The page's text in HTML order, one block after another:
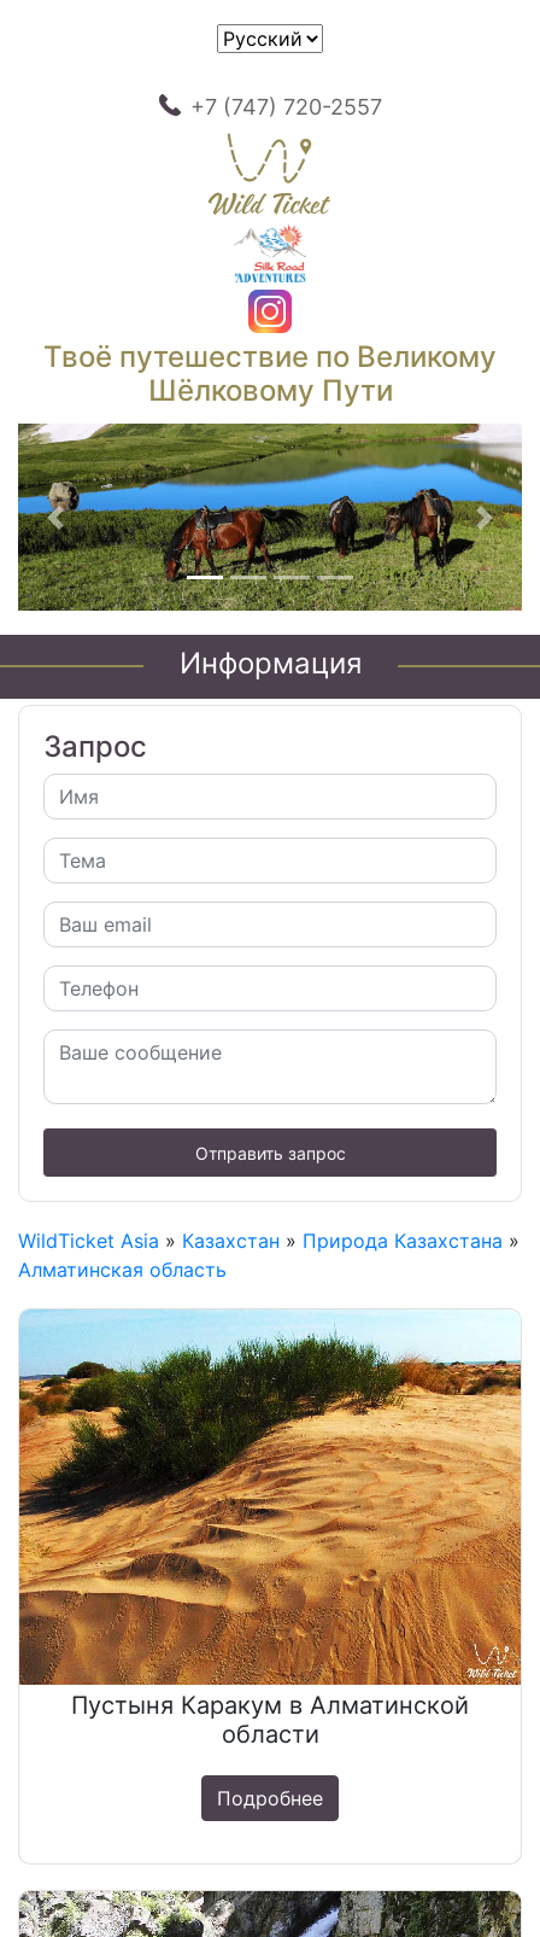
+7 (747) 720-2557
Твоё путешествие по Великому
Шёлковому Пути
Предыдущий
Информация
Запрос
Отправить запрос
WildTicket Asia » Казахстан » Природа Казахстана »
Алматинская область
Пустыня Каракум в Алматинской
области
Подробнее